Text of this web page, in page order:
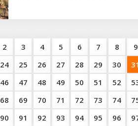
2 3 4 5 6 7 8
9
24 25 26 27 28 29 30
46 47 48 49 50 51 52
68 69 70 71 72 73 74
90 91 92 93 94 95 96